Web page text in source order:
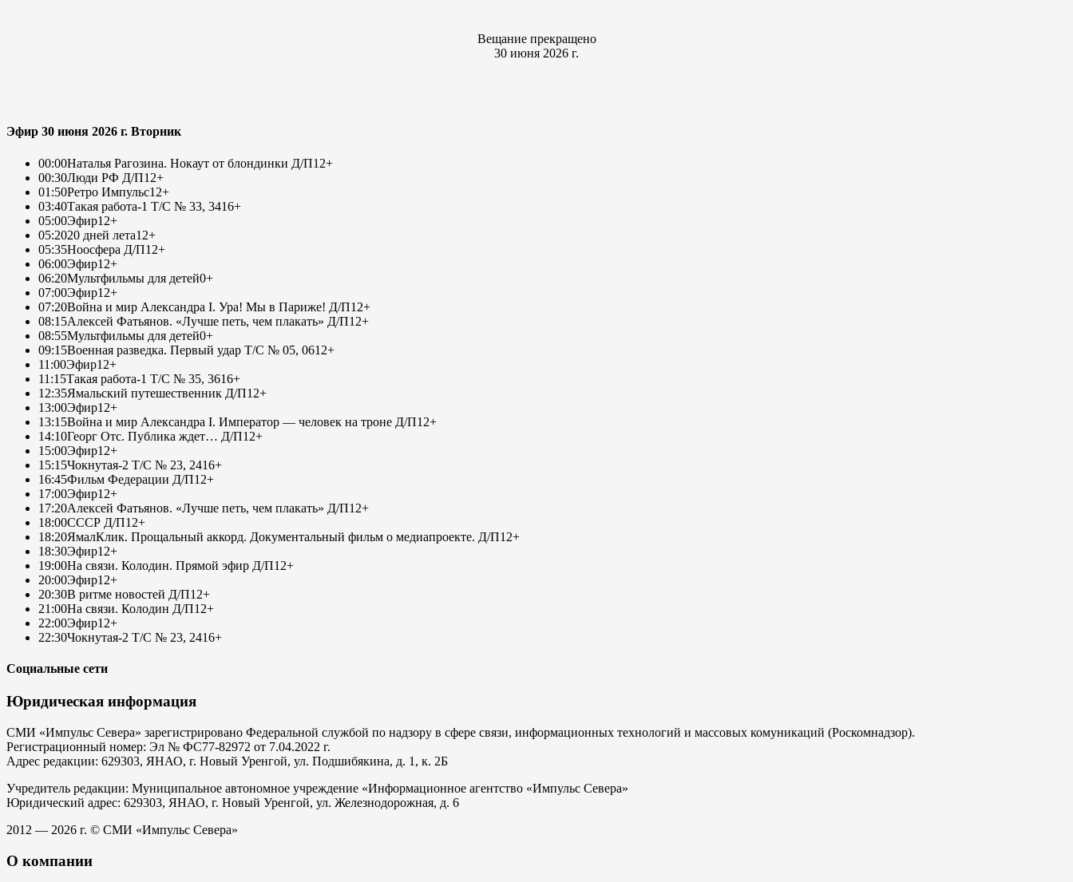
Вещание прекращено
30 июня 2026 г.
Эфир 30 июня 2026 г. Вторник
00:00Наталья Рагозина. Нокаут от блондинки Д/П12+
00:30Люди РФ Д/П12+
01:50Ретро Импульс12+
03:40Такая работа-1 Т/С № 33, 3416+
05:00Эфир12+
05:2020 дней лета12+
05:35Ноосфера Д/П12+
06:00Эфир12+
06:20Мультфильмы для детей0+
07:00Эфир12+
07:20Война и мир Александра I. Ура! Мы в Париже! Д/П12+
08:15Алексей Фатьянов. «Лучше петь, чем плакать» Д/П12+
08:55Мультфильмы для детей0+
09:15Военная разведка. Первый удар Т/С № 05, 0612+
11:00Эфир12+
11:15Такая работа-1 Т/С № 35, 3616+
12:35Ямальский путешественник Д/П12+
13:00Эфир12+
13:15Война и мир Александра I. Император — человек на троне Д/П12+
14:10Георг Отс. Публика ждет… Д/П12+
15:00Эфир12+
15:15Чокнутая-2 Т/С № 23, 2416+
16:45Фильм Федерации Д/П12+
17:00Эфир12+
17:20Алексей Фатьянов. «Лучше петь, чем плакать» Д/П12+
18:00СССР Д/П12+
18:20ЯмалКлик. Прощальный аккорд. Документальный фильм о медиапроекте. Д/П12+
18:30Эфир12+
19:00На связи. Колодин. Прямой эфир Д/П12+
20:00Эфир12+
20:30В ритме новостей Д/П12+
21:00На связи. Колодин Д/П12+
22:00Эфир12+
22:30Чокнутая-2 Т/С № 23, 2416+
Социальные сети
Юридическая информация
СМИ «Импульс Севера» зарегистрировано Федеральной службой по надзору в сфере связи, информационных технологий и массовых комуникаций (Роскомнадзор).
Регистрационный номер: Эл № ФС77-82972 от 7.04.2022 г.
Адрес редакции: 629303, ЯНАО, г. Новый Уренгой, ул. Подшибякина, д. 1, к. 2Б
Учредитель редакции: Муниципальное автономное учреждение «Информационное агентство «Импульс Севера»
Юридический адрес: 629303, ЯНАО, г. Новый Уренгой, ул. Железнодорожная, д. 6
2012 — 2026 г. © СМИ «Импульс Севера»
О компании